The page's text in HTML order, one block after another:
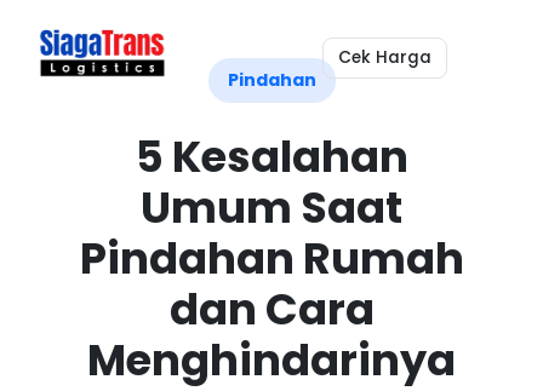
Cek Harga
Pindahan
5 Kesalahan
Umum Saat
Pindahan Rumah
dan Cara
Menghindarinya